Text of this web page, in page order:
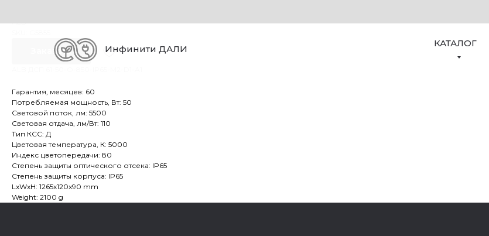
Инфинити ДАЛИ
КАТАЛОГ
ALB
Заказать
Гарантия, месяцев: 60
Потребляемая мощность, Вт: 50
Световой поток, лм: 5500
Световая отдача, лм/Вт: 110
Тип КСС: Д
Цветовая температура, К: 5000
Индекс цветопередачи: 80
Степень защиты оптического отсека: IP65
Степень защиты корпуса: IP65
LxWxH: 1265x120x90 mm
Weight: 2100 g